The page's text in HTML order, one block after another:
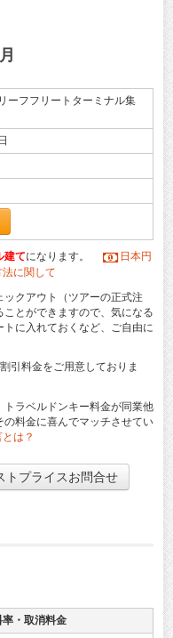
ーフフリートターミナル集
建てになります。
日本円
法に関して
クアウト（ツアーの正式注
とができますので、気になる
に入れておくなど、ご自由に
引料金をご用意しておりま
ラベルドンキー料金が同業他
料金に喜んでマッチさせてい
は？
トプライスお問合せ
率・取消料金